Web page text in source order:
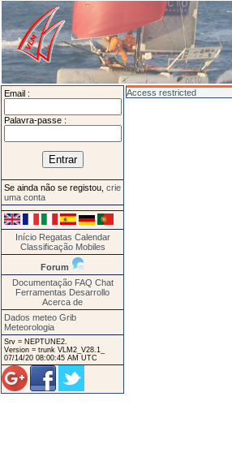
Email :
Palavra-passe :
Se ainda não se registou, crie
uma conta
Início Regatas Calendar
Classificação Mobiles
Forum
Documentação FAQ Chat
Ferramentas Desarrollo
Acerca de
Dados meteo Grib
Meteorologia
Srv = NEPTUNE2.
Version = trunk VLM2_V28.1_
07/14/20 08:00:45 AM UTC
Access restricted